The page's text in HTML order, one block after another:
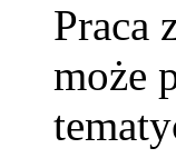
Praca
może